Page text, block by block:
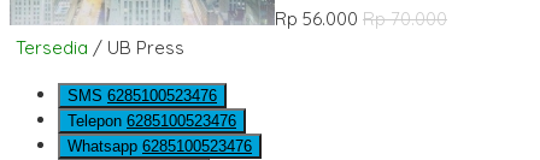
Rp 56.000 Rp 70.000
Tersedia / UB Press
SMS 6285100523476
Telepon 6285100523476
Whatsapp 6285100523476